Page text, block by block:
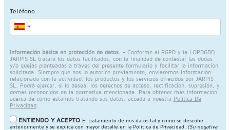
Teléfono
Información básica en protección de datos. - Conforme al RGPD y la LOPDGDD,
JARPIS SL tratará los datos facilitados, con la finalidad de contestar las dudas
y/o quejas planteadas a través del presente formulario y facilitar la información
solicitada. Siempre que nos lo autorice previamente, enviaremos información
relacionada con la actividad, los productos y los servicios ofrecidos por JARPIS
SL. Podrá ejercer, si lo desea, los derechos de acceso, rectificación, supresión, y
demás reconocidos en la normativa mencionada. Para obtener más información
acerca de cómo estamos tratando sus datos, acceda a nuestra Política De
Privacidad.
ENTIENDO Y ACEPTO El tratamiento de mis datos tal y como se describe
anteriormente y se explica con mayor detalle en la Política de Privacidad
(Su negativa